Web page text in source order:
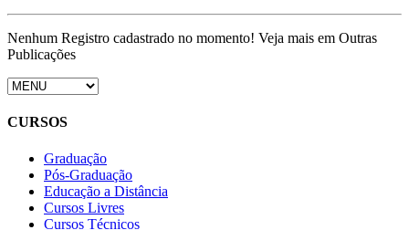
Nenhum Registro cadastrado no momento! Veja mais em Outras
Publicações
CURSOS
Graduação
Pós-Graduação
Educação a Distância
Cursos Livres
Cursos Técnicos